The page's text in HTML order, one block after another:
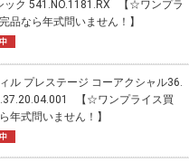
ック 541.NO.1181.RX 【☆ワンプラ
なら年式問いません！】
ル プレステージ コーアクシャル36.
【☆ワンプライス買
式問いません！】